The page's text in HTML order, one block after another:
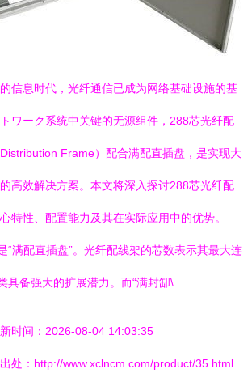
信息时代，光纤通信已成为网络基础设施的基
ワーク系统中关键的无源组件，288芯光纤配
Frame）配合满配直插盘，是实现大
高效解决方案。本文将深入探讨288芯光纤配
特性、配置能力及其在实际应用中的优势。
“满配直插盘”。光纤配线架的芯数表示其最大连
具备强大的扩展潜力。而“满封缷\
时间：2026-08-04 14:03:35
处：http://www.xclncm.com/product/35.html